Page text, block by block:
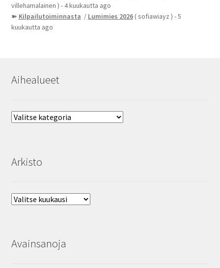
villehamalainen ) - 4 kuukautta ago
➽ Kilpailutoiminnasta / Lumimies 2026( sofiawiayz ) - 5
kuukautta ago
Aihealueet
Aihealueet
Arkisto
Arkisto
Avainsanoja